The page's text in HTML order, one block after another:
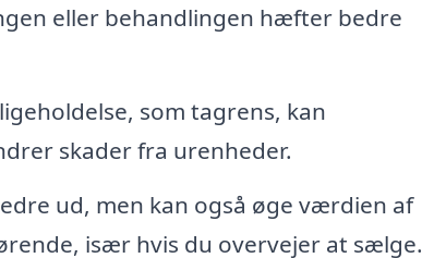
eller behandlingen hæfter bedre
som tagrens, kan
skader fra urenheder.
ud, men kan også øge værdien af
især hvis du overvejer at sælge.